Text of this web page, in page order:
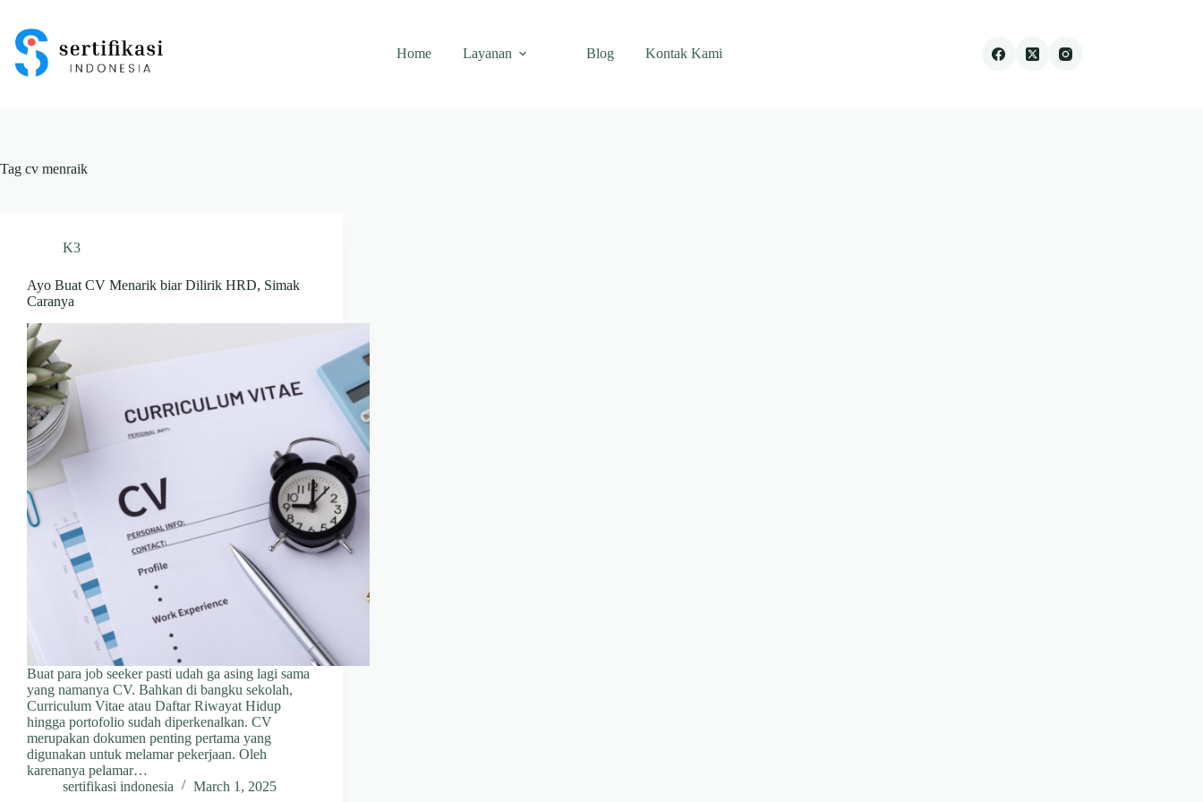
content
Home
Layanan Blog Kontak Kami
Tag cv menraik
K3
Ayo Buat CV Menarik biar Dilirik HRD, Simak
Caranya
Buat para job seeker pasti udah ga asing lagi sama
yang namanya CV. Bahkan di bangku sekolah,
Curriculum Vitae atau Daftar Riwayat Hidup
hingga portofolio sudah diperkenalkan. CV
merupakan dokumen penting pertama yang
digunakan untuk melamar pekerjaan. Oleh
karenanya pelamar…
sertifikasi indonesia
March 1, 2025